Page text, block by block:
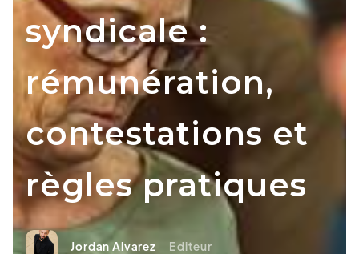
syndicale :
rémunération,
contestations et
règles pratiques
Jordan Alvarez Editeur